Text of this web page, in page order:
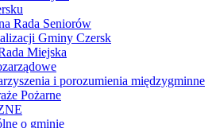
Rada Seniorów
Gminy Czersk
Miejska
i porozumienia międzygminne
Pożarne
o gminie